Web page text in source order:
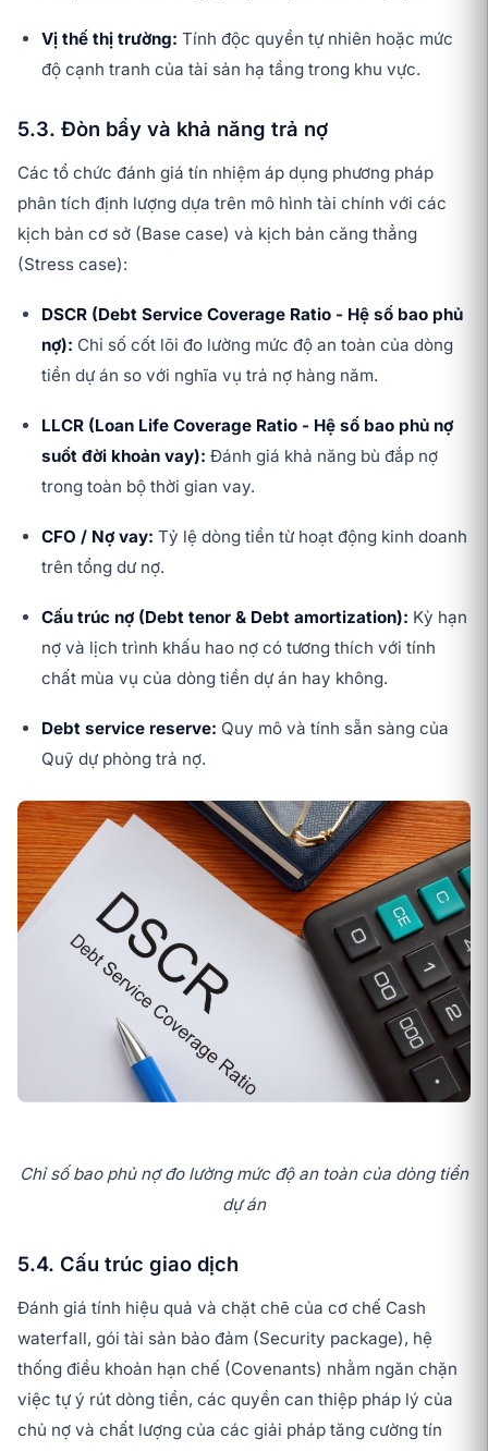
Vị thế thị trường: Tính độc quyền tự nhiên hoặc mức
độ cạnh tranh của tài sản hạ tầng trong khu vực.
5.3. Đòn bẩy và khả năng trả nợ
Các tổ chức đánh giá tín nhiệm áp dụng phương pháp
phân tích định lượng dựa trên mô hình tài chính với các
kịch bản cơ sở (Base case) và kịch bản căng thẳng
(Stress case):
DSCR (Debt Service Coverage Ratio - Hệ số bao phủ
nợ): Chỉ số cốt lõi đo lường mức độ an toàn của dòng
tiền dự án so với nghĩa vụ trả nợ hàng năm.
LLCR (Loan Life Coverage Ratio - Hệ số bao phủ nợ
suốt đời khoản vay): Đánh giá khả năng bù đắp nợ
trong toàn bộ thời gian vay.
CFO / Nợ vay: Tỷ lệ dòng tiền từ hoạt động kinh doanh
trên tổng dư nợ.
Cấu trúc nợ (Debt tenor & Debt amortization): Kỳ hạn
nợ và lịch trình khấu hao nợ có tương thích với tính
chất mùa vụ của dòng tiền dự án hay không.
Debt service reserve: Quy mô và tính sẵn sàng của
Quỹ dự phòng trả nợ.
Chỉ số bao phủ nợ đo lường mức độ an toàn của dòng tiền
dự án
5.4. Cấu trúc giao dịch
Đánh giá tính hiệu quả và chặt chẽ của cơ chế Cash
waterfall, gói tài sản bảo đảm (Security package), hệ
thống điều khoản hạn chế (Covenants) nhằm ngăn chặn
việc tự ý rút dòng tiền, các quyền can thiệp pháp lý của
chủ nợ và chất lượng của các giải pháp tăng cường tín